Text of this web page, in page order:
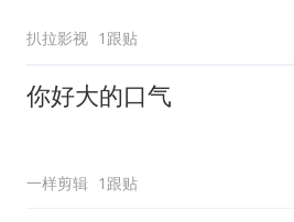
扒拉影视 1跟贴
你好大的口气
一样剪辑 1跟贴